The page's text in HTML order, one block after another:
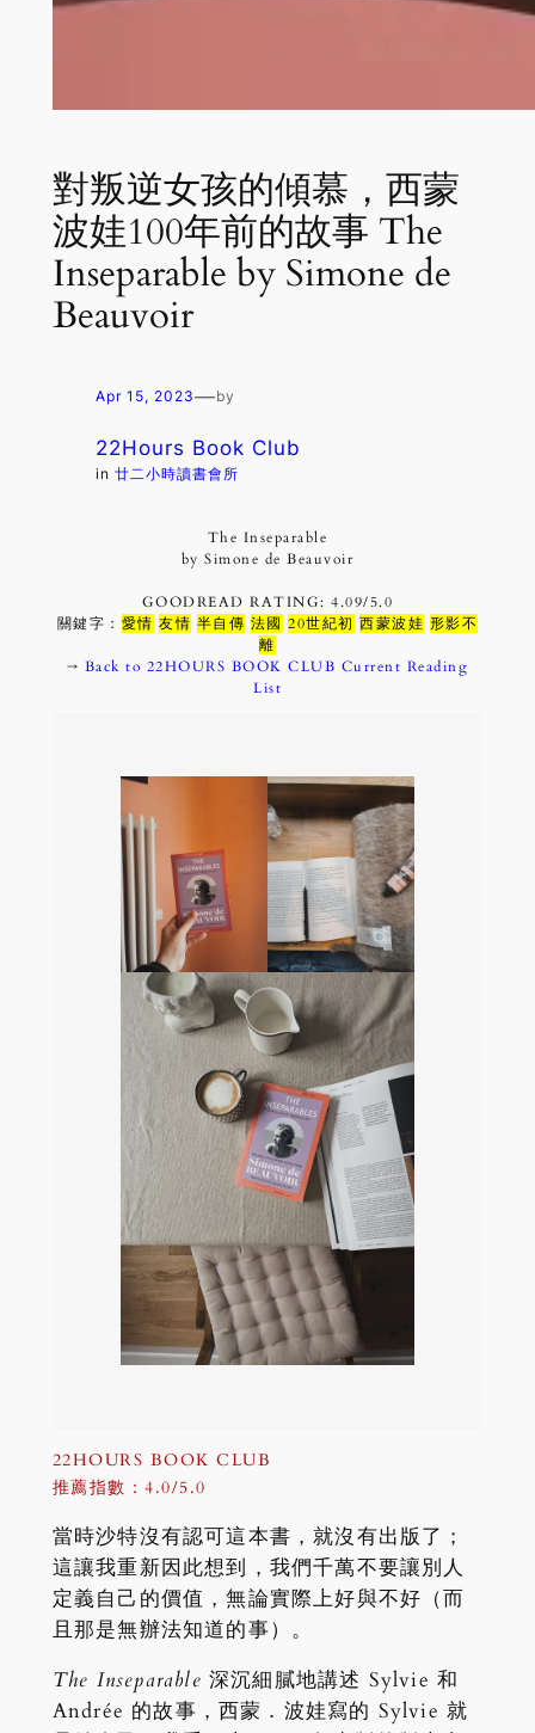
對叛逆女孩的傾慕，西蒙
波娃100年前的故事 The
Inseparable by Simone de
Beauvoir
Apr 15, 2023—by
22Hours Book Club
in 廿二小時讀書會所
The Inseparable
by Simone de Beauvoir
GOODREAD RATING: 4.09/5.0
關鍵字： 愛情 友情 半自傳 法國 20世紀初 西蒙波娃 形影不
離
→ Back to 22HOURS BOOK CLUB Current Reading
List
22HOURS BOOK CLUB
推薦指數：4.0/5.0
當時沙特沒有認可這本書，就沒有出版了；
這讓我重新因此想到，我們千萬不要讓別人
定義自己的價值，無論實際上好與不好（而
且那是無辦法知道的事）。
The Inseparable深沉細膩地講述 Sylvie 和
Andrée 的故事，西蒙．波娃寫的 Sylvie 就